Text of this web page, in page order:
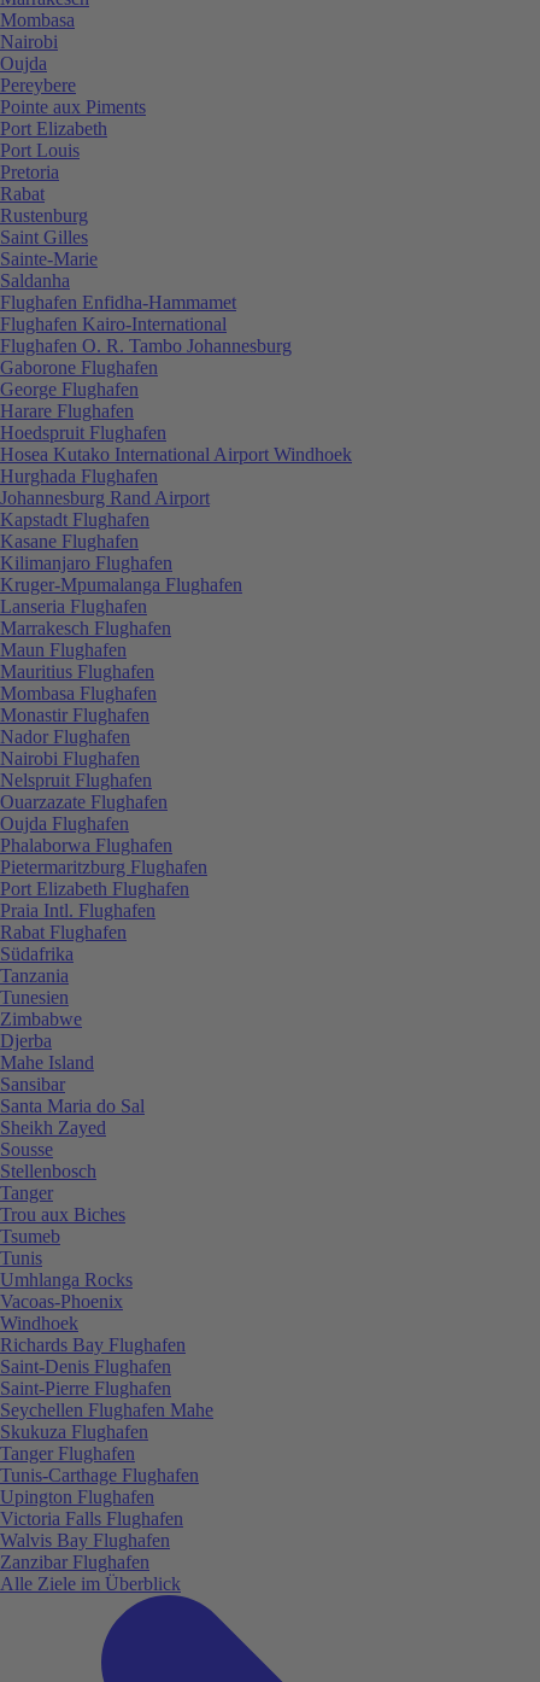
Mombasa
Nairobi
Oujda
Pereybere
Pointe aux Piments
Port Elizabeth
Port Louis
Pretoria
Rabat
Rustenburg
Saint Gilles
Sainte-Marie
Saldanha
Flughafen Enfidha-Hammamet
Flughafen Kairo-International
Flughafen O. R. Tambo Johannesburg
Gaborone Flughafen
George Flughafen
Harare Flughafen
Hoedspruit Flughafen
Hosea Kutako International Airport Windhoek
Hurghada Flughafen
Johannesburg Rand Airport
Kapstadt Flughafen
Kasane Flughafen
Kilimanjaro Flughafen
Kruger-Mpumalanga Flughafen
Lanseria Flughafen
Marrakesch Flughafen
Maun Flughafen
Mauritius Flughafen
Mombasa Flughafen
Monastir Flughafen
Nador Flughafen
Nairobi Flughafen
Nelspruit Flughafen
Ouarzazate Flughafen
Oujda Flughafen
Phalaborwa Flughafen
Pietermaritzburg Flughafen
Port Elizabeth Flughafen
Praia Intl. Flughafen
Rabat Flughafen
Südafrika
Tanzania
Tunesien
Zimbabwe
Djerba
Mahe Island
Sansibar
Santa Maria do Sal
Sheikh Zayed
Sousse
Stellenbosch
Tanger
Trou aux Biches
Tsumeb
Tunis
Umhlanga Rocks
Vacoas-Phoenix
Windhoek
Richards Bay Flughafen
Saint-Denis Flughafen
Saint-Pierre Flughafen
Seychellen Flughafen Mahe
Skukuza Flughafen
Tanger Flughafen
Tunis-Carthage Flughafen
Upington Flughafen
Victoria Falls Flughafen
Walvis Bay Flughafen
Zanzibar Flughafen
Alle Ziele im Überblick